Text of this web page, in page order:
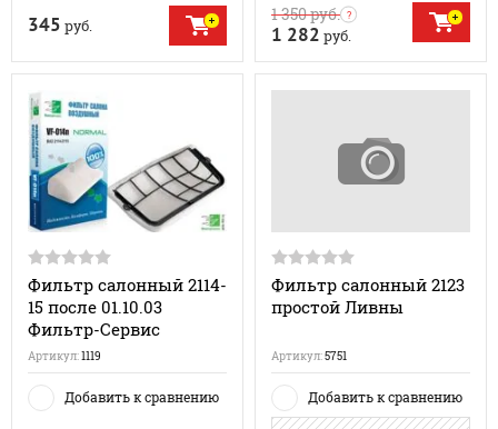
345 руб.
1 350руб.
1 282 руб.
Фильтр салонный 2114-
15 после 01.10.03
Фильтр-Сервис
Артикул:1119
Добавить к сравнению
Фильтр салонный 2123
простой Ливны
Артикул:5751
Добавить к сравнению